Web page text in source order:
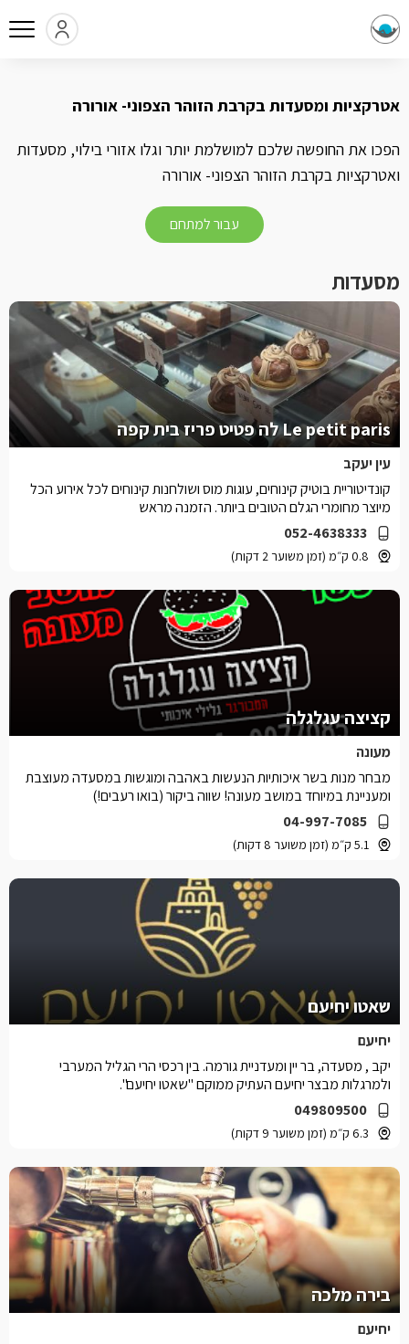
אטרקציות ומסעדות בקרבת הזוהר הצפוני- אורורה
הפכו את החופשה שלכם למושלמת יותר וגלו אזורי בילוי, מסעדות
ואטרקציות בקרבת הזוהר הצפוני- אורורה
עבור למתחם
מסעדות
Le petit paris לה פטיט פריז בית קפה
עין יעקב
052-4638333
0.8 ק״מ (זמן משוער 2 דקות)
קונדיטוריית בוטיק קינוחים, עוגות מוס ושולחנות קינוחים לכל אירוע הכל
מיוצר מחומרי הגלם הטובים ביותר. הזמנה מראש
קציצה עגלגלה
מעונה
04-997-7085
5.1 ק״מ (זמן משוער 8 דקות)
מבחר מנות בשר איכותיות הנעשות באהבה ומוגשות במסעדה מעוצבת
ומעניינת במיוחד במושב מעונה! שווה ביקור (בואו רעבים!)
שאטו יחיעם
יחיעם
049809500
6.3 ק״מ (זמן משוער 9 דקות)
יקב , מסעדה, בר יין ומעדניית גורמה. בין רכסי הרי הגליל המערבי
ולמרגלות מבצר יחיעם העתיק ממוקם "שאטו יחיעם".
בירה מלכה
יחיעם